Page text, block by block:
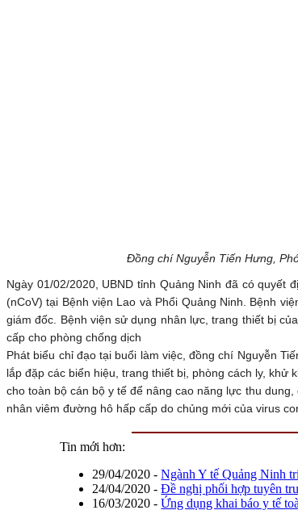
Đồng chí Nguyễn Tiến Hưng,
Ngày 01/02/2020, UBND tỉnh Quảng Ninh đã có
(nCoV) tại Bệnh viện Lao và Phổi Quảng Ninh. Bệnh
giám đốc. Bệnh viện sử dụng nhân lực, trang thiết bị
cấp cho phòng chống dịch
Phát biểu chỉ đạo tại buổi làm việc, đồng chí Nguyễn
lắp đặp các biển hiệu, trang thiết bị, phòng cách ly,
cho toàn bộ cán bộ y tế để nâng cao năng lực thu
nhân viêm đường hô hấp cấp do chủng mới của virus
Tin mới hơn:
29/04/2020 -Ngành Y tế Quảng Ninh
24/04/2020 -Đề nghị phối hợp tuyên
16/03/2020 -Ứng dụng khai báo y tế